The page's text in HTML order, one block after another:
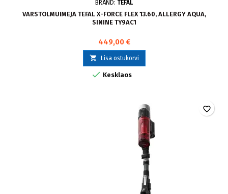
BRÄND: TEFAL
VARSTOLMUIMEJA TEFAL X-FORCE FLEX 13.60, ALLERGY AQUA,
SININE TY9AC1
449,00 €
 Lisa ostukorvi
 Kesklaos
favorite_border